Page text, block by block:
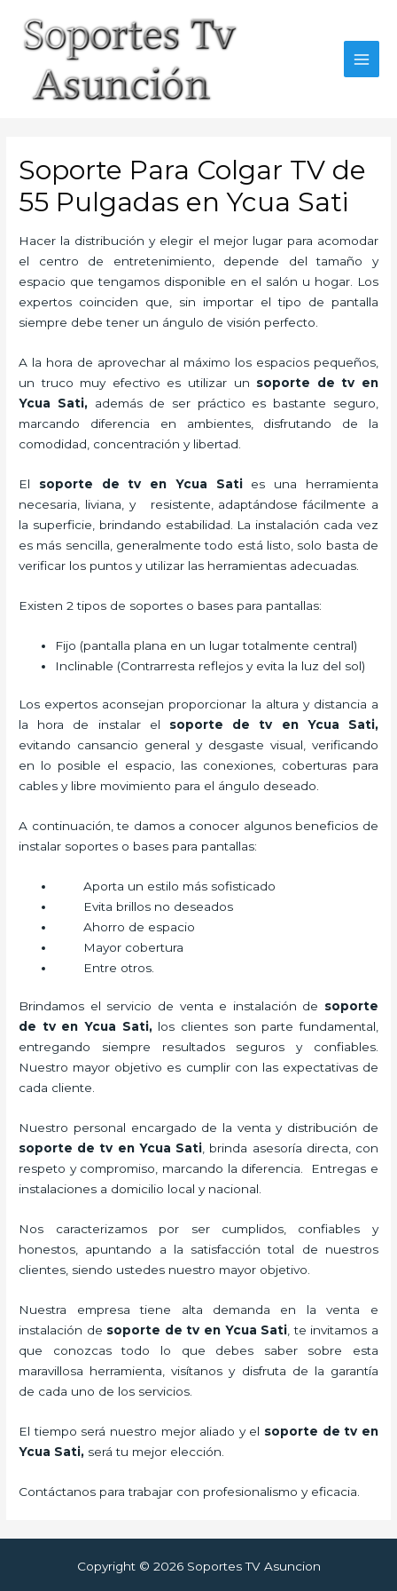
content
Soporte Para Colgar TV de
55 Pulgadas en Ycua Sati
Hacer la distribución y elegir el mejor lugar para acomodar
el centro de entretenimiento, depende del tamaño y
espacio que tengamos disponible en el salón u hogar. Los
expertos coinciden que, sin importar el tipo de pantalla
siempre debe tener un ángulo de visión perfecto.
A la hora de aprovechar al máximo los espacios pequeños,
un truco muy efectivo es utilizar un soporte de tv en
Ycua Sati, además de ser práctico es bastante seguro,
marcando diferencia en ambientes, disfrutando de la
comodidad, concentración y libertad.
El soporte de tv en Ycua Sati es una herramienta
necesaria, liviana, y resistente, adaptándose fácilmente a
la superficie, brindando estabilidad. La instalación cada vez
es más sencilla, generalmente todo está listo, solo basta de
verificar los puntos y utilizar las herramientas adecuadas.
Existen 2 tipos de soportes o bases para pantallas:
Fijo (pantalla plana en un lugar totalmente central)
Inclinable (Contrarresta reflejos y evita la luz del sol)
Los expertos aconsejan proporcionar la altura y distancia a
la hora de instalar el soporte de tv en Ycua Sati,
evitando cansancio general y desgaste visual, verificando
en lo posible el espacio, las conexiones, coberturas para
cables y libre movimiento para el ángulo deseado.
A continuación, te damos a conocer algunos beneficios de
instalar soportes o bases para pantallas:
Aporta un estilo más sofisticado
Evita brillos no deseados
Ahorro de espacio
Mayor cobertura
Entre otros.
Brindamos el servicio de venta e instalación de soporte
de tv en Ycua Sati, los clientes son parte fundamental,
entregando siempre resultados seguros y confiables.
Nuestro mayor objetivo es cumplir con las expectativas de
cada cliente.
Nuestro personal encargado de la venta y distribución de
soporte de tv en Ycua Sati, brinda asesoría directa, con
respeto y compromiso, marcando la diferencia. Entregas e
instalaciones a domicilio local y nacional.
Nos caracterizamos por ser cumplidos, confiables y
honestos, apuntando a la satisfacción total de nuestros
clientes, siendo ustedes nuestro mayor objetivo.
Nuestra empresa tiene alta demanda en la venta e
instalación de soporte de tv en Ycua Sati , te invitamos a
que conozcas todo lo que debes saber sobre esta
maravillosa herramienta, visítanos y disfruta de la garantía
de cada uno de los servicios.
El tiempo será nuestro mejor aliado y el soporte de tv en
Ycua Sati, será tu mejor elección.
Contáctanos para trabajar con profesionalismo y eficacia.
Copyright © 2026 Soportes TV Asuncion